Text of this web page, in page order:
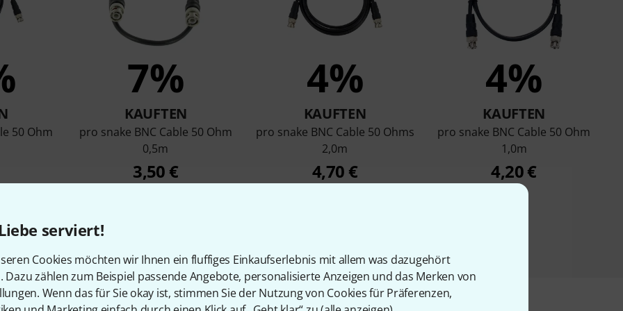
serviert!
Cookies möchten wir Ihnen ein fluffiges Einkaufserlebnis mit allem was dazugehört
Dazu zählen zum Beispiel passende Angebote, personalisierte Anzeigen und das Merken von
Wenn das für Sie okay ist, stimmen Sie der Nutzung von Cookies für Präferenzen,
50 Ohm
7%
KAUFTEN
pro snake BNC Cable 50 Ohm
0,5m
3,50 €
4%
KAUFTEN
pro snake BNC Cable 50 Ohms
2,0m
4,70 €
4%
KAUFTEN
pro snake BNC Cable 50 Ohm
1,0m
4,20 €